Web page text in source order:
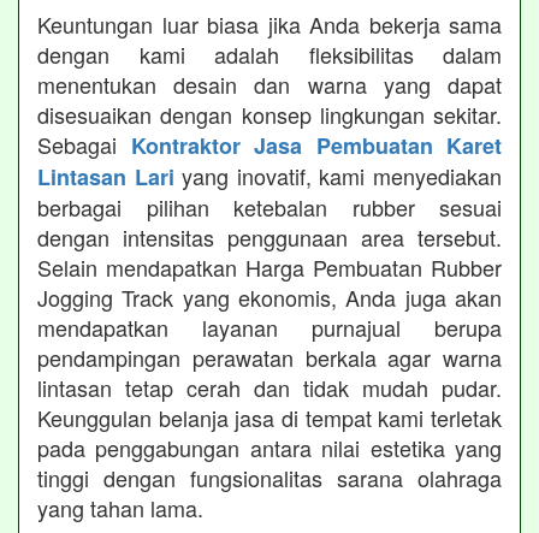
Keuntungan luar biasa jika Anda bekerja sama
dengan kami adalah fleksibilitas dalam
menentukan desain dan warna yang dapat
disesuaikan dengan konsep lingkungan sekitar.
Sebagai Kontraktor Jasa Pembuatan Karet
Lintasan Lari yang inovatif, kami menyediakan
berbagai pilihan ketebalan rubber sesuai
dengan intensitas penggunaan area tersebut.
Selain mendapatkan Harga Pembuatan Rubber
Jogging Track yang ekonomis, Anda juga akan
mendapatkan layanan purnajual berupa
pendampingan perawatan berkala agar warna
lintasan tetap cerah dan tidak mudah pudar.
Keunggulan belanja jasa di tempat kami terletak
pada penggabungan antara nilai estetika yang
tinggi dengan fungsionalitas sarana olahraga
yang tahan lama.